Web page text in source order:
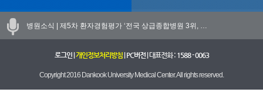
병원소식 | 제5차 환자경험평가 ‘전국 상급종합병원 3위, …
로그인| 개인정보처리방침| PC버전| 대표전화 : 1588 - 0063
Copyright 2016 Dankook University Medical Center. All rights reserved.